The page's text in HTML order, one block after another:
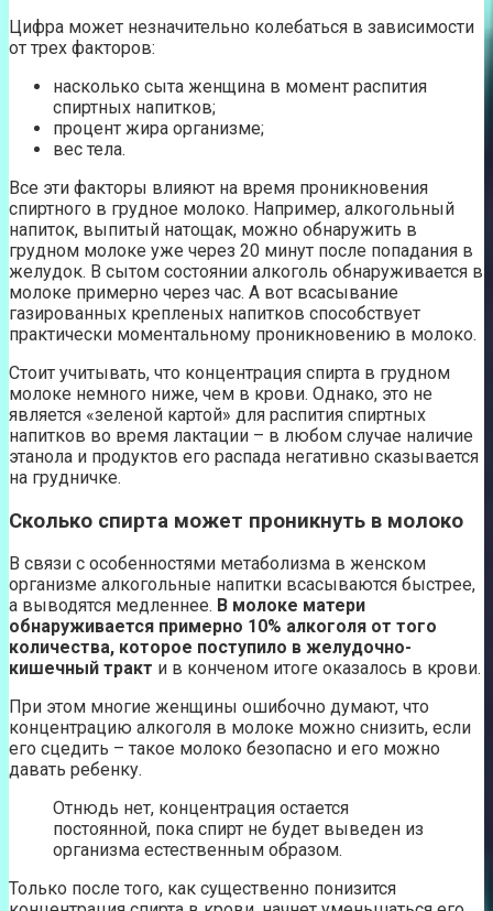
Цифра может незначительно колебаться в зависимости
от трех факторов:
насколько сыта женщина в момент распития
спиртных напитков;
процент жира организме;
вес тела.
Все эти факторы влияют на время проникновения
спиртного в грудное молоко. Например, алкогольный
напиток, выпитый натощак, можно обнаружить в
грудном молоке уже через 20 минут после попадания в
желудок. В сытом состоянии алкоголь обнаруживается в
молоке примерно через час. А вот всасывание
газированных крепленых напитков способствует
практически моментальному проникновению в молоко.
Стоит учитывать, что концентрация спирта в грудном
молоке немного ниже, чем в крови. Однако, это не
является «зеленой картой» для распития спиртных
напитков во время лактации – в любом случае наличие
этанола и продуктов его распада негативно сказывается
на грудничке.
Сколько спирта может проникнуть в молоко
В связи с особенностями метаболизма в женском
организме алкогольные напитки всасываются быстрее,
а выводятся медленнее. В молоке матери
обнаруживается примерно 10% алкоголя от того
количества, которое поступило в желудочно-
кишечный тракт и в конченом итоге оказалось в крови.
При этом многие женщины ошибочно думают, что
концентрацию алкоголя в молоке можно снизить, если
его сцедить – такое молоко безопасно и его можно
давать ребенку.
Отнюдь нет, концентрация остается
постоянной, пока спирт не будет выведен из
организма естественным образом.
Только после того, как существенно понизится